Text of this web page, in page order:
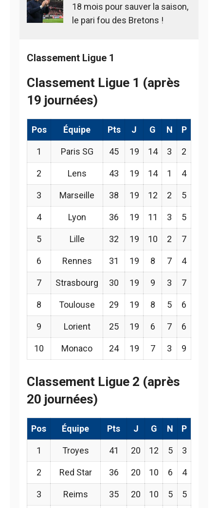
18 mois pour sauver la saison,
le pari fou des Bretons !
Classement Ligue 1
Classement Ligue 1 (après
19 journées)
Pos Équipe Pts J G N P
1 Paris SG 45 19 14 3 2
2 Lens 43 19 14 1 4
3 Marseille 38 19 12 2 5
4 Lyon 36 19 11 3 5
5 Lille 32 19 10 2 7
6 Rennes 31 19 8 7 4
7 Strasbourg 30 19 9 3 7
8 Toulouse 29 19 8 5 6
9 Lorient 25 19 6 7 6
10 Monaco 24 19 7 3 9
Classement Ligue 2 (après
20 journées)
Pos Équipe Pts J G N P
1 Troyes 41 20 12 5 3
2 Red Star 36 20 10 6 4
3 Reims 35 20 10 5 5